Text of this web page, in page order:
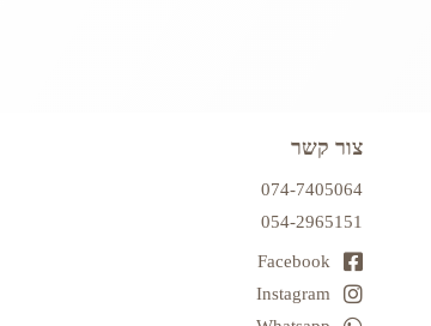
צור קשר
074-7405064
054-2965151
Facebook
Instagram